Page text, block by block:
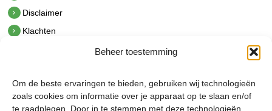
Beheer toestemming
Om de beste ervaringen te bieden, gebruiken wij technologieën
zoals cookies om informatie over je apparaat op te slaan en/of
te raadplegen. Door in te stemmen met deze technologieën
Disclaimer
Klachten
hetindustriehuis B.V.
De Hoek 1 1601 MR Enkhuizen
t.0228 53 00 40